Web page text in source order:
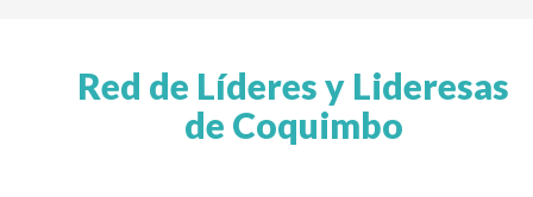
Red de Líderes y Lideresas
de Coquimbo